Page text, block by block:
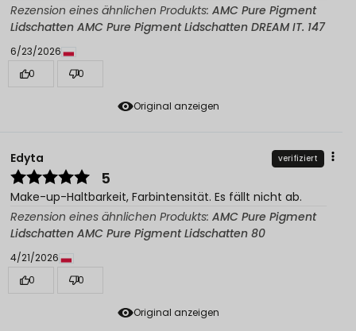
Original anzeigen
Rezension eines ähnlichen Produkts: AMC Pure Pigment
Lidschatten AMC Pure Pigment Lidschatten DREAM IT. 147
6/23/2026
0
0
Original anzeigen
Edyta verifiziert
5
Make-up-Haltbarkeit, Farbintensität. Es fällt nicht ab.
Rezension eines ähnlichen Produkts: AMC Pure Pigment
Lidschatten AMC Pure Pigment Lidschatten 80
4/21/2026
0
0